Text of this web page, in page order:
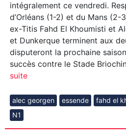
intégralement ce vendredi.
d’Orléans (1-2) et du Mans
ex-Titis Fahd El Khoumisti et
et Dunkerque terminent aux
disputeront la prochaine
succès contre le Stade
suite
alec georgen essende fahd el
N1